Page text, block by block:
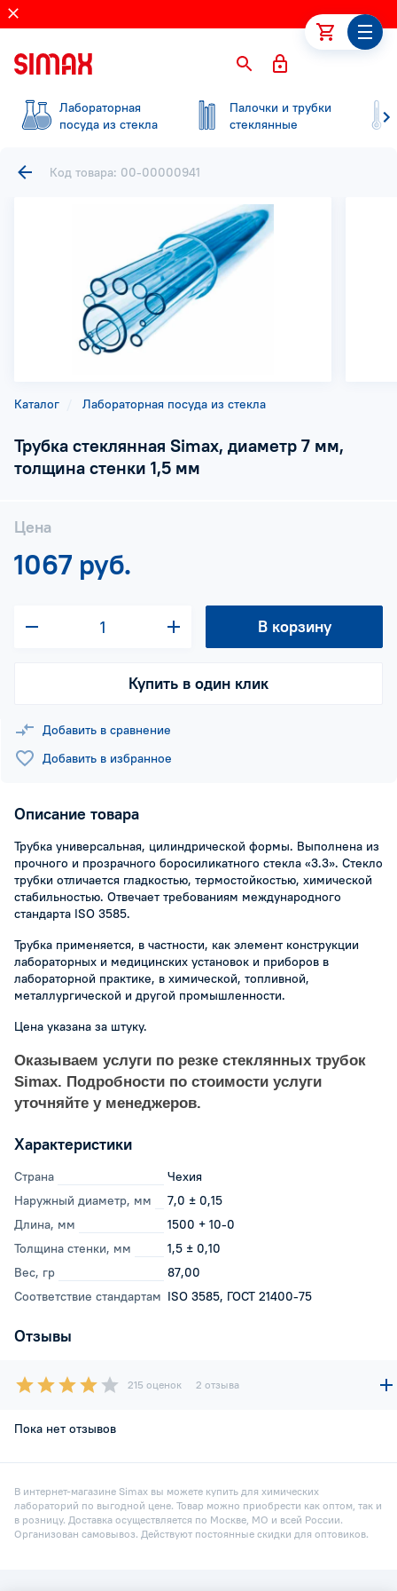
Лабораторная
посуда из стекла
Палочки и трубки
стеклянные
Каталог Лабораторная посуда из стекла
Трубка стеклянная Simax, диаметр 7 мм,
толщина стенки 1,5 мм
Цена
1067 руб.
В корзину
Купить в один клик
Добавить в сравнение
Добавить в избранное
Описание товара
Трубка универсальная, цилиндрической формы. Выполнена из
прочного и прозрачного боросиликатного стекла «3.3». Стекло
трубки отличается гладкостью, термостойкостью, химической
стабильностью. Отвечает требованиям международного
стандарта ISO 3585.
Трубка применяется, в частности, как элемент конструкции
лабораторных и медицинских установок и приборов в
лабораторной практике, в химической, топливной,
металлургической и другой промышленности.
Цена указана за штуку.
Оказываем услуги по резке стеклянных трубок
Simax. Подробности по стоимости услуги
уточняйте у менеджеров.
Характеристики
Страна
Чехия
Наружный диаметр, мм
7,0 ± 0,15
Длина, мм
1500 + 10-0
Толщина стенки, мм
1,5 ± 0,10
Вес, гр
87,00
Соответствие стандартам ISO 3585, ГОСТ 21400-75
Отзывы
215 оценок 2 отзыва
Пока нет отзывов
Код товара: 00-00000941
В интернет-магазине Simax вы можете купить для химических
лабораторий по выгодной цене. Товар можно приобрести как оптом, так и
в розницу. Доставка осуществляется по Москве, МО и всей России.
Организован самовывоз. Действуют постоянные скидки для оптовиков.